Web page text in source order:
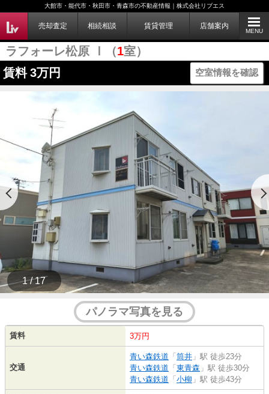
大館市・能代市・秋田市・青森市の不動産情報｜株式会社リブエス
売却査定 相続相談 賃貸管理 店舗案内
MENU
ラフォーレ松原 Ⅰ（1室）
賃料 3万円 空室情報を確認
1 / 17
パノラマ写真を見る
賃料 3万円
交通
青い森鉄道 「 筒井 」駅 徒歩23分
青い森鉄道 「 東青森 」駅 徒歩30分
青い森鉄道 「 小柳 」駅 徒歩43分